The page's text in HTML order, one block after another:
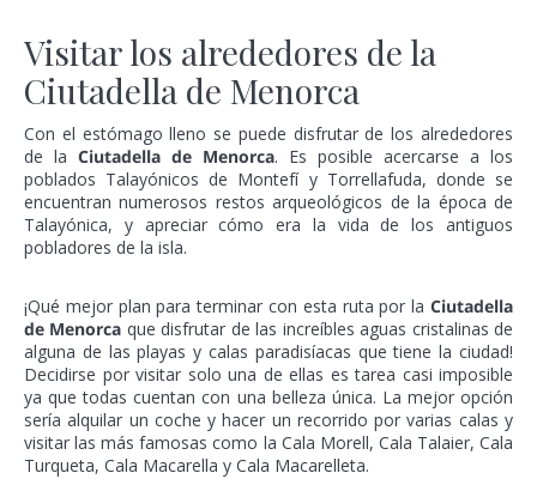
Visitar los alrededores de la
Ciutadella de Menorca
Con el estómago lleno se puede disfrutar de los alrededores
de la Ciutadella de Menorca. Es posible acercarse a los
poblados Talayónicos de Montefí y Torrellafuda, donde se
encuentran numerosos restos arqueológicos de la época de
Talayónica, y apreciar cómo era la vida de los antiguos
pobladores de la isla.
¡Qué mejor plan para terminar con esta ruta por la Ciutadella
de Menorca que disfrutar de las increíbles aguas cristalinas de
alguna de las playas y calas paradisíacas que tiene la ciudad!
Decidirse por visitar solo una de ellas es tarea casi imposible
ya que todas cuentan con una belleza única. La mejor opción
sería alquilar un coche y hacer un recorrido por varias calas y
visitar las más famosas como la Cala Morell, Cala Talaier, Cala
Turqueta, Cala Macarella y Cala Macarelleta.